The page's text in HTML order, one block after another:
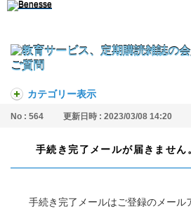
カテゴリー表示
No : 564 更新日時 : 2023/03/08 14:20
手続き完了メールが届きません
手続き完了メールはご登録のメール